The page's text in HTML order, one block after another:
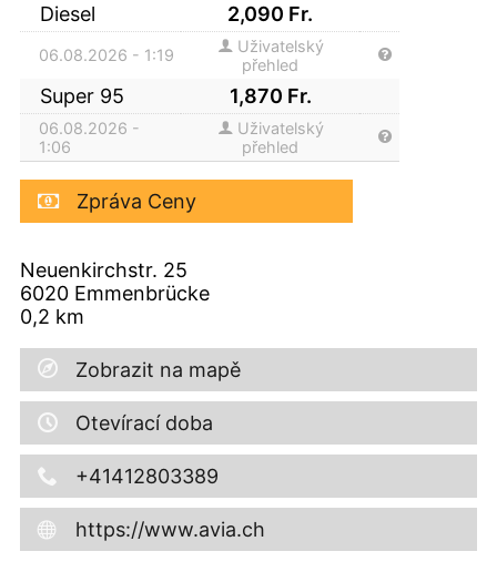
Diesel 2,090 Fr.
06.08.2026 - 1:19
Uživatelský
přehled
Super 95 1,870 Fr.
06.08.2026 -
1:06
Uživatelský
přehled
Zpráva Ceny
Neuenkirchstr. 25
6020 Emmenbrücke
0,2 km
Zobrazit na mapě
Otevírací doba
+41412803389
https://www.avia.ch